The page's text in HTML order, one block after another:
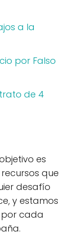
a la
por Falso
de 4
es
que
desafío
y estamos
cada